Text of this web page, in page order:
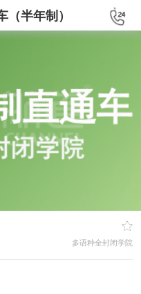
（半年制）
多语种全封闭学院